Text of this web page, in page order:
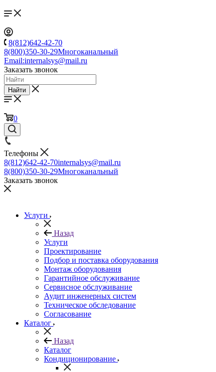
8(812)642-42-70
8(800)350-30-29Многоканальный
Email:internalsys@mail.ru
Заказать звонок
Найти
0
Телефоны
8(812)642-42-70internalsys@mail.ru
8(800)350-30-29Многоканальный
Заказать звонок
Услуги
Назад
Услуги
Проектирование
Подбор и поставка оборудования
Монтаж оборудования
Гарантийное обслуживание
Сервисное обслуживание
Аудит инженерных систем
Техническое обследование
Согласование
Каталог
Назад
Каталог
Кондиционирование